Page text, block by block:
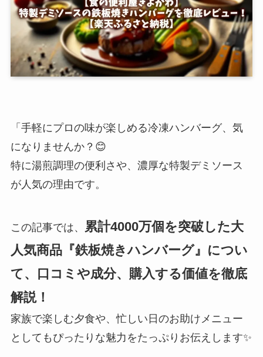
「手軽にプロの味が楽しめる冷凍ハンバーグ、気
になりませんか？😊
特に湯煎調理の便利さや、濃厚な特製デミソース
が人気の理由です。
この記事では、
累計4000万個を突破した大
人気商品『鉄板焼きハンバーグ』につい
て、口コミや成分、購入する価値を徹底
解説！
家族で楽しむ夕食や、忙しい日のお助けメニュー
としてもぴったりな魅力をたっぷりお伝えします✨